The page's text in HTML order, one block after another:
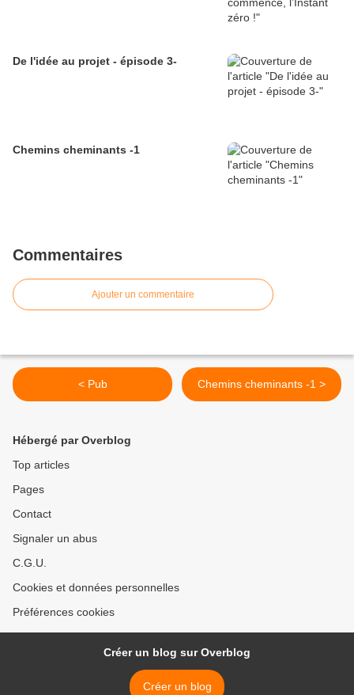
De l'idée au projet - épisode 3-
Chemins cheminants -1
Commentaires
Ajouter un commentaire
< Pub Chemins cheminants -1 >
Hébergé par Overblog
Top articles
Pages
Contact
Signaler un abus
C.G.U.
Cookies et données personnelles
Préférences cookies
Créer un blog sur Overblog
Créer un blog